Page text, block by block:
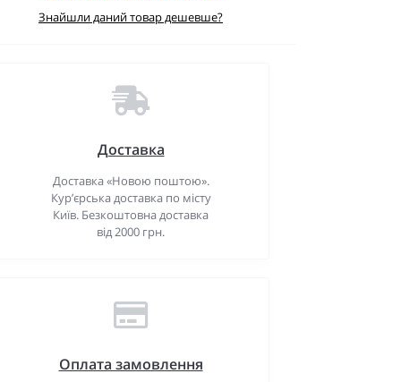
Знайшли даний товар дешевше?
Доставка
Доставка «Новою поштою».
Кур’єрська доставка по місту
Київ. Безкоштовна доставка
від 2000 грн.
Оплата замовлення